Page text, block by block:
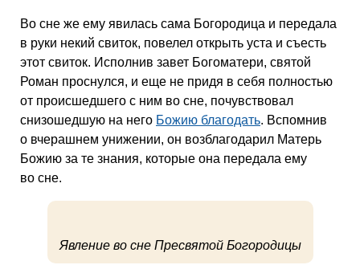
Во сне же ему явилась сама Богородица и передала
в руки некий свиток, повелел открыть уста и съесть
этот свиток. Исполнив завет Богоматери, святой
Роман проснулся, и еще не придя в себя полностью
от происшедшего с ним во сне, почувствовал
снизошедшую на него Божию благодать. Вспомнив
о вчерашнем унижении, он возблагодарил Матерь
Божию за те знания, которые она передала ему
во сне.
Явление во сне Пресвятой Богородицы